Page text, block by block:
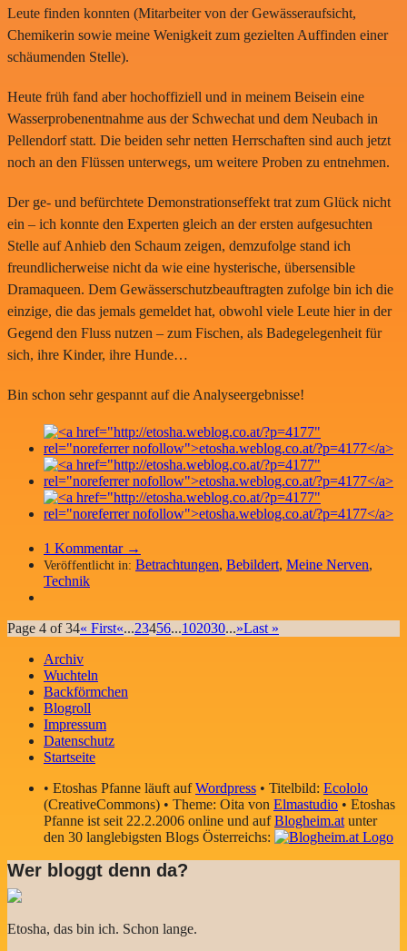
Leute finden konnten (Mitarbeiter von der Gewässeraufsicht,
Chemikerin sowie meine Wenigkeit zum gezielten Auffinden einer
schäumenden Stelle).
Heute früh fand aber hochoffiziell und in meinem Beisein eine
Wasserprobenentnahme aus der Schwechat und dem Neubach in
Pellendorf statt. Die beiden sehr netten Herrschaften sind auch jetzt
noch an den Flüssen unterwegs, um weitere Proben zu entnehmen.
Der ge- und befürchtete Demonstrationseffekt trat zum Glück nicht
ein – ich konnte den Experten gleich an der ersten aufgesuchten
Stelle auf Anhieb den Schaum zeigen, demzufolge stand ich
freundlicherweise nicht da wie eine hysterische, übersensible
Dramaqueen. Dem Gewässerschutzbeauftragten zufolge bin ich die
einzige, die das jemals gemeldet hat, obwohl viele Leute hier in der
Gegend den Fluss nutzen – zum Fischen, als Badegelegenheit für
sich, ihre Kinder, ihre Hunde…
Bin schon sehr gespannt auf die Analyseergebnisse!
1 Kommentar →
Veröffentlicht in: Betrachtungen, Bebildert, Meine Nerven,
Technik
Page 4 of 34« First«...23456...102030...»Last »
Archiv
Wuchteln
Backförmchen
Blogroll
Impressum
Datenschutz
Startseite
• Etoshas Pfanne läuft aufWordpress • Titelbild: Ecololo
(CreativeCommons) • Theme: Oita von Elmastudio • Etoshas
Pfanne ist seit 22.2.2006 online und aufBlogheim.at unter
den 30 langlebigsten Blogs Österreichs:
Wer bloggt denn da?
Etosha, das bin ich. Schon lange.